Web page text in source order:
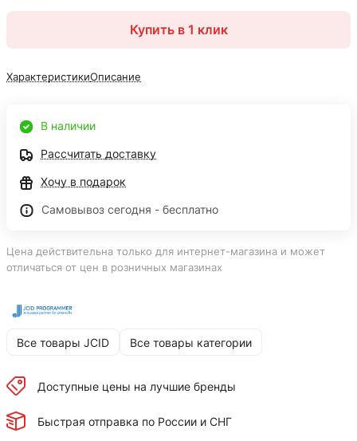
Купить в 1 клик
ХарактеристикиОписание
В наличии
Рассчитать доставку
Хочу в подарок
Самовывоз сегодня - бесплатно
Цена действительна только для интернет-магазина и может
отличаться от цен в розничных магазинах
Все товары JCID Все товары категории
Доступные цены на лучшие бренды
Быстрая отправка по России и СНГ